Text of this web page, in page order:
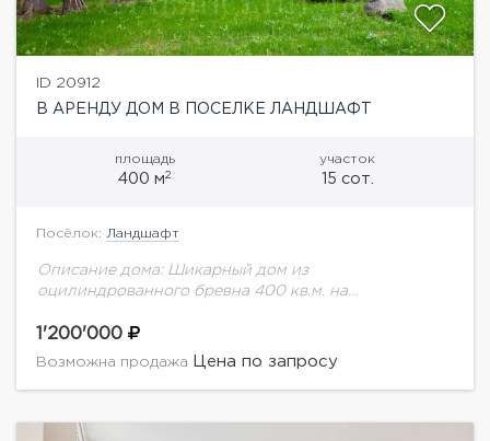
ID 20912
В АРЕНДУ ДОМ В ПОСЕЛКЕ ЛАНДШАФТ
площадь
400 м2
участок
15 сот.
Посёлок: Ландшафт
Описание дома: Шикарный дом из
оцилиндрованного бревна 400 кв.м. на
дома: 1 этаж: холл, с/у, кухня, столовая, зимний сад,
кладовая, постирочная,...
1'200'000
Возможна продажа Цена по запросу